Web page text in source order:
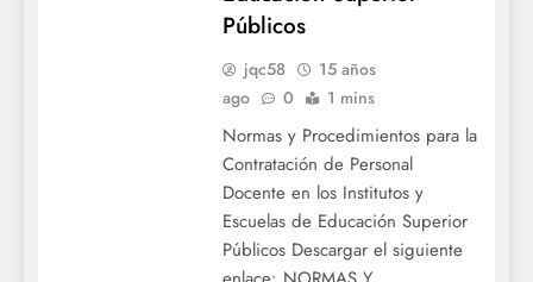
Públicos
jqc58
15 años
ago
0 1 mins
Normas y Procedimientos para la
Contratación de Personal
Docente en los Institutos y
Escuelas de Educación Superior
Públicos Descargar el siguiente